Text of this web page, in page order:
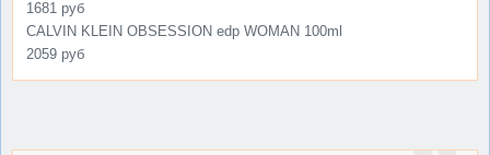
1681 руб
CALVIN KLEIN OBSESSION edp WOMAN 100ml
2059 руб